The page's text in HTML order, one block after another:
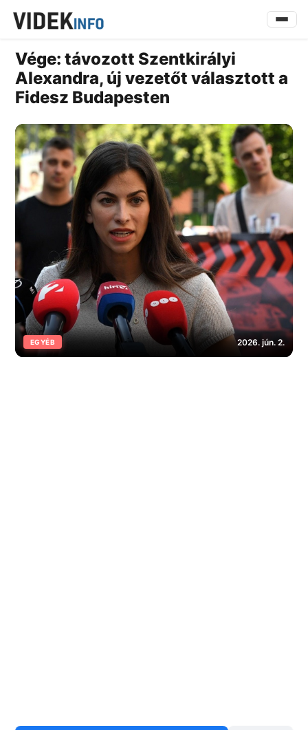
Vége: távozott Szentkirályi
Alexandra, új vezetőt választott a
Fidesz Budapesten
EGYÉB 2026. jún. 2.